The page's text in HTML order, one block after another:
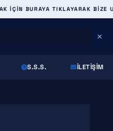
IÇIN BURAYA TIKLAYARAK BIZE
S.S.S. İLETIŞIM